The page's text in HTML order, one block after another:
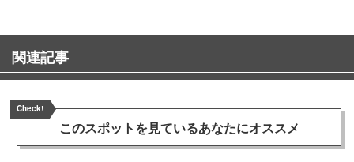
関連記事
Check!
このスポットを見ているあなたにオススメ